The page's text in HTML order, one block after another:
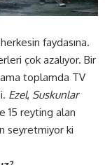
faydasına.
çok azalıyor. Bir
toplamda TV
Ezel, Suskunlar
15 reyting alan
seyretmiyor ki